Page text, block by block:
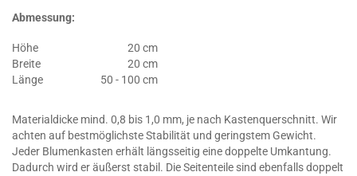
Abmessung:
Höhe
20 cm
Breite
20 cm
Länge
50 - 100 cm
Materialdicke mind. 0,8 bis 1,0 mm, je nach Kastenquerschnitt. Wir
achten auf bestmöglichste Stabilität und geringstem Gewicht.
Jeder Blumenkasten erhält längsseitig eine doppelte Umkantung.
Dadurch wird er äußerst stabil. Die Seitenteile sind ebenfalls doppelt